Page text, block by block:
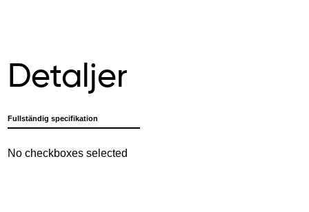
Detaljer
Fullständig specifikation
No checkboxes selected